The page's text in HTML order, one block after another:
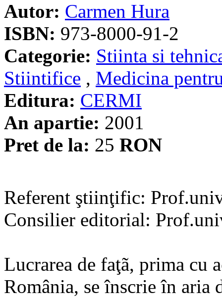
Autor: Carmen Hura
ISBN: 973-8000-91-2
Categorie: Stiinta si
Stiintifice , Medicina
Editura: CERMI
An apartie: 2001
Pret de la: 25 RON
Referent ştiinţific:
Consilier editorial:
Lucrarea de faţã, prima cu
România, se înscrie în aria